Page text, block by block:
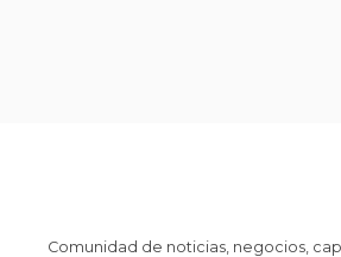
Comunidad de noticias, negocios,